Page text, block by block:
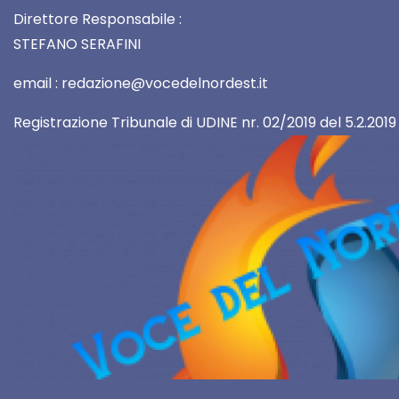
Direttore Responsabile :
STEFANO SERAFINI
email : redazione@vocedelnordest.it
Registrazione Tribunale di UDINE nr. 02/2019 del 5.2.2019